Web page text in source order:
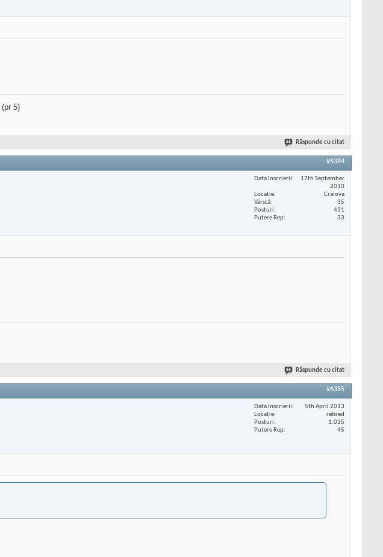
(pr 5)
Răspunde cu citat
#6384
Data înscrierii
17th September
2010
Locaţie
Craiova
Vârstă
35
Posturi
431
Putere Rep
33
Răspunde cu citat
#6385
Data înscrierii
5th April 2013
Locaţie
retired
Posturi
1.035
Putere Rep
45